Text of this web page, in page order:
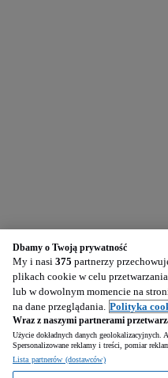
Dbamy o Twoją prywatność
My i nasi 375 partnerzy
plikach cookie w celu
lub w dowolnym momencie na
na dane przeglądania. Polityka
Wraz z naszymi partnerami
Użycie dokładnych danych
Spersonalizowane reklamy i treści, pomiar
Lista partnerów (dostawców)